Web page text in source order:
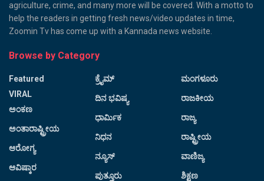
agriculture, crime, and many more will be covered. With a motto to
help the readers in getting fresh news/video updates in time,
Zoomin Tv has come up with a Kannada news website.
Browse by Category
Featured
VIRAL
ಅಂಕಣ
ಅಂತಾರಾಷ್ಟ್ರೀಯ
ಆರೋಗ್ಯ
ಆವಿಷ್ಕಾರ
ಕ್ರೈಮ್
ದಿನ ಭವಿಷ್ಯ
ಧಾರ್ಮಿಕ
ನಿಧನ
ನ್ಯೂಸ್
ಪುತ್ತೂರು
ಮಂಗಳೂರು
ರಾಜಕೀಯ
ರಾಜ್ಯ
ರಾಷ್ಟ್ರೀಯ
ವಾಣಿಜ್ಯ
ಶಿಕ್ಷಣ